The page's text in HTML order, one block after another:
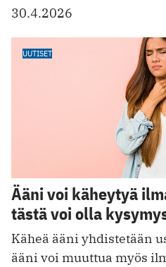
30.4.2026
UUTISET
Ääni voi käheytyä
tästä voi olla
Käheä ääni yhdistetään
ääni voi muuttua myös